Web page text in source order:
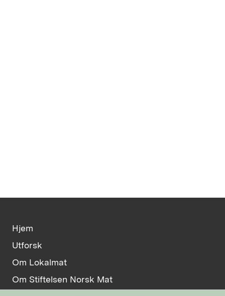
Hjem
Utforsk
Om Lokalmat
Om Stiftelsen Norsk Mat